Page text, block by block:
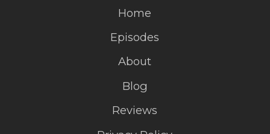
Home
Episodes
About
Blog
Reviews